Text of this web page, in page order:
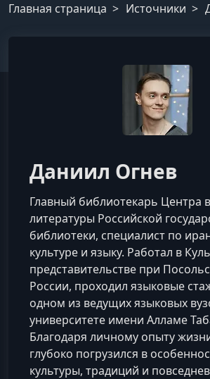
Главная страница Источники
Даниил Огнев
Главный библиотекарь Центра
литературы Российской
библиотеки, специалист по
культуре и языку. Работал в
представительстве при
России, проходил языковые
одном из ведущих языковых
университете имени Алламе
Благодаря личному опыту
глубоко погрузился в
культуры, традиций и